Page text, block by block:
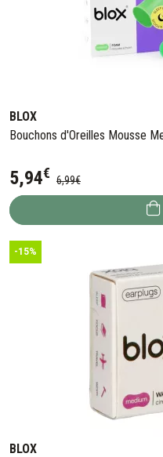
BLOX
Bouchons d'Oreilles Mousse
5,94€ 6,99€
-15%
BLOX